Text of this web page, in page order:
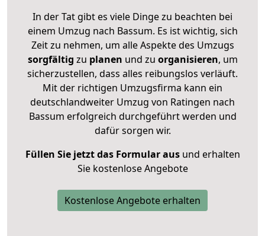
In der Tat gibt es viele Dinge zu beachten bei
einem Umzug nach Bassum. Es ist wichtig, sich
Zeit zu nehmen, um alle Aspekte des Umzugs
sorgfältig zu planen und zu organisieren, um
sicherzustellen, dass alles reibungslos verläuft.
Mit der richtigen Umzugsfirma kann ein
deutschlandweiter Umzug von Ratingen nach
Bassum erfolgreich durchgeführt werden und
dafür sorgen wir.
Füllen Sie jetzt das Formular ausund erhalten
Sie kostenlose Angebote
Kostenlose Angebote erhalten